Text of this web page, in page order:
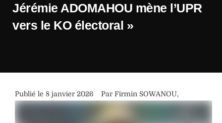
Jérémie ADOMAHOU mène l’UPR
vers le KO électoral »
Publié le 8 janvier 2026 Par Firmin SOWANOU,